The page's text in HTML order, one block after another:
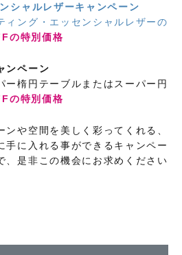
シャルレザーキャンペーン
ィング・エッセンシャルレザーの
の特別価格
ンペーン
ー楕円テーブルまたはスーパー円
の特別価格
ンや空間を美しく彩ってくれる、
手に入れる事ができるキャンペー
、是非この機会にお求めください